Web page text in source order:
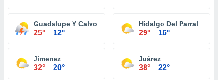
Guadalupe Y Calvo
25° 12°
Hidalgo Del Parral
29° 16°
Jimenez
32° 20°
Juárez
38° 22°